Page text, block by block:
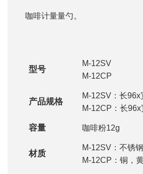
咖啡计量量勺。
型号
M-12SV
M-12CP
产品规格
M-12SV：长
M-12CP：长
容量 咖啡粉12g
材质
M-12SV：不锈钢
M-12CP：铜，